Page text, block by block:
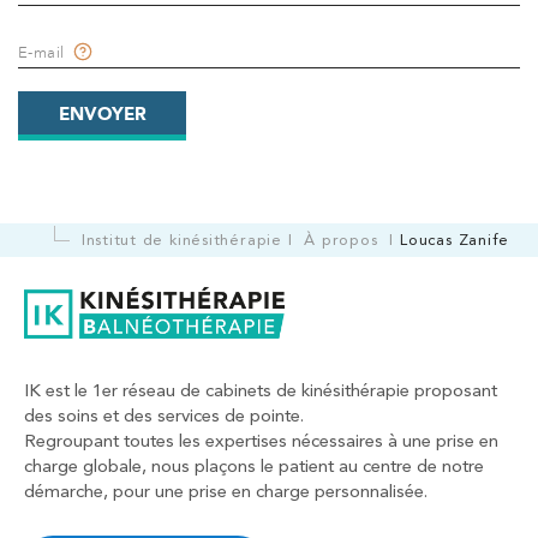
E-mail
ENVOYER
Institut de kinésithérapie À propos Loucas Zanife
IK est le 1er réseau de cabinets de kinésithérapie proposant
des soins et des services de pointe.
Regroupant toutes les expertises nécessaires à une prise en
charge globale, nous plaçons le patient au centre de notre
démarche, pour une prise en charge personnalisée.
199 Bd Saint-Germain 75007 Paris
01 43 25 10 20
PRENDRE RDV
IK Bois Colombes – 92
1 Rue Mertens 92600 Bois-Colombes
01 43 50 50 81
PRENDRE RDV
PRENDRE RDV